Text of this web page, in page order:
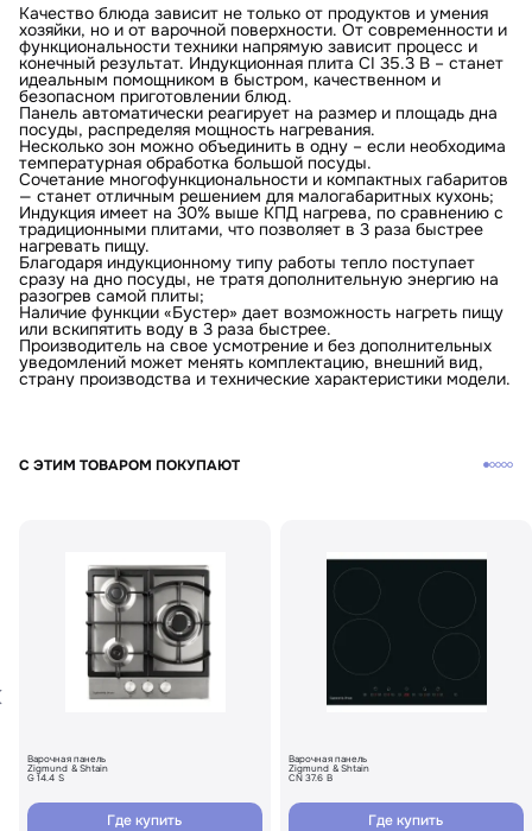
Качество блюда зависит не только от продуктов и умения
хозяйки, но и от варочной поверхности. От современности и
функциональности техники напрямую зависит процесс и
конечный результат. Индукционная плита CI 35.3 B – станет
идеальным помощником в быстром, качественном и
безопасном приготовлении блюд.
Панель автоматически реагирует на размер и площадь дна
посуды, распределяя мощность нагревания.
Несколько зон можно объединить в одну – если необходима
температурная обработка большой посуды.
Сочетание многофункциональности и компактных габаритов
— станет отличным решением для малогабаритных кухонь;
Индукция имеет на 30% выше КПД нагрева, по сравнению с
традиционными плитами, что позволяет в 3 раза быстрее
нагревать пищу.
Благодаря индукционному типу работы тепло поступает
сразу на дно посуды, не тратя дополнительную энергию на
разогрев самой плиты;
Наличие функции «Бустер» дает возможность нагреть пищу
или вскипятить воду в 3 раза быстрее.
Производитель на свое усмотрение и без дополнительных
уведомлений может менять комплектацию, внешний вид,
страну производства и технические характеристики модели.
С ЭТИМ ТОВАРОМ ПОКУПАЮТ
Варочная панель
Zigmund & Shtain
G 14.4 S
Где купить
Варочная панель
Zigmund & Shtain
CN 37.6 B
Где купить